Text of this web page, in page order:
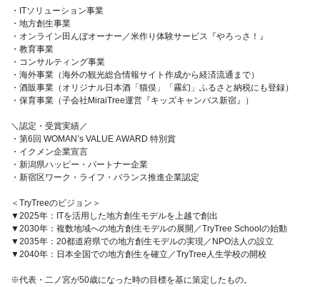
・ITソリューション事業
・地方創生事業
・オンライン田んぼオーナー／米作り体験サービス『やろっさ！』
・教育事業
・コンサルティング事業
・海外事業（海外の観光総合情報サイト作成から経済流通まで）
・酒販事業（オリジナル日本酒「猫俣」「霧幻」ふるさと納税にも登録）
・保育事業（子会社MiraiTree運営『キッズキャンバス新宿』）
＼認定・受賞実績／
・第6回 WOMAN’s VALUE AWARD 特別賞
・イクメン企業宣言
・新潟県ハッピー・パートナー企業
・新宿区ワーク・ライフ・バランス推進企業認定
＜TryTreeのビジョン＞
▼2025年：ITを活用した地方創生モデルを上越で創出
▼2030年：複数地域への地方創生モデルの展開／TryTree Schoolの始動
▼2035年：20都道府県での地方創生モデルの実現／NPO法人の設立
▼2040年：日本全国での地方創生を確立／TryTree人生学校の開校
※代表・二ノ宮が50歳になった時の目標を基に策定したもの。